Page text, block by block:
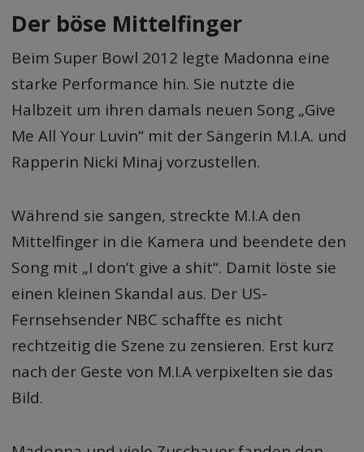
Der böse Mittelfinger
Beim Super Bowl 2012 legte Madonna eine
starke Performance hin. Sie nutzte die
Halbzeit um ihren damals neuen Song „Give
Me All Your Luvin“ mit der Sängerin M.I.A. und
Rapperin Nicki Minaj vorzustellen.
Während sie sangen, streckte M.I.A den
Mittelfinger in die Kamera und beendete den
Song mit „I don’t give a shit“. Damit löste sie
einen kleinen Skandal aus. Der US-
Fernsehsender NBC schaffte es nicht
rechtzeitig die Szene zu zensieren. Erst kurz
nach der Geste von M.I.A verpixelten sie das
Bild.